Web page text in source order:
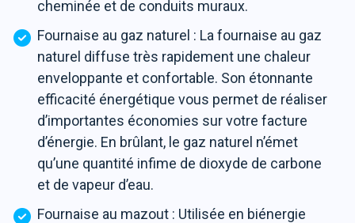
cheminée et de conduits muraux.
Fournaise au gaz naturel : La fournaise au gaz
naturel diffuse très rapidement une chaleur
enveloppante et confortable. Son étonnante
efficacité énergétique vous permet de réaliser
d’importantes économies sur votre facture
d’énergie. En brûlant, le gaz naturel n’émet
qu’une quantité infime de dioxyde de carbone
et de vapeur d’eau.
Fournaise au mazout : Utilisée en biénergie